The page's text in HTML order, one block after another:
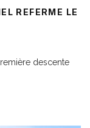
REFERME LE
descente